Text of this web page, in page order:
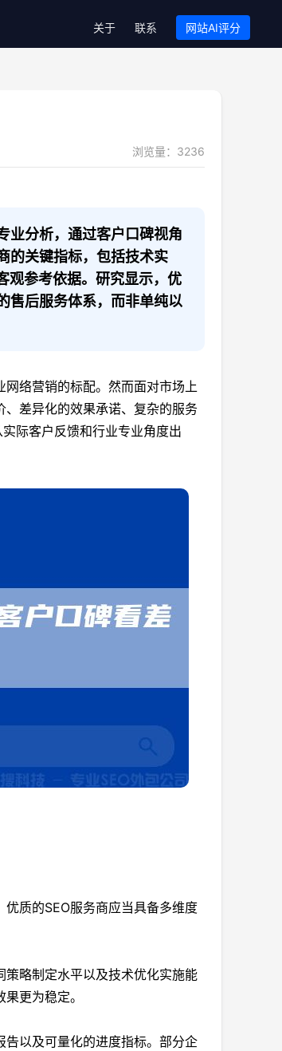
关于 联系 网站AI评分
浏览量： 3236
业分析，通过客户口碑视角
的关键指标，包括技术实
观参考依据。研究显示，优
售后服务体系，而非单纯以
络营销的标配。然而面对市场上
差异化的效果承诺、复杂的服务
际客户反馈和行业专业角度出
质的SEO服务商应当具备多维度
略制定水平以及技术优化实施能
更为稳定。
以及可量化的进度指标。部分企